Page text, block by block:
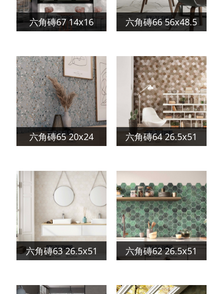
六角磚67 14x16 六角磚66 56x48.5
六角磚65 20x24 六角磚64 26.5x51
六角磚63 26.5x51 六角磚62 26.5x51